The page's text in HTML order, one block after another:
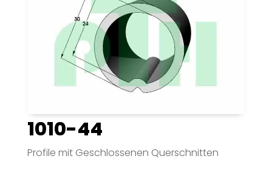
1010-44
Profile mit Geschlossenen Querschnitten